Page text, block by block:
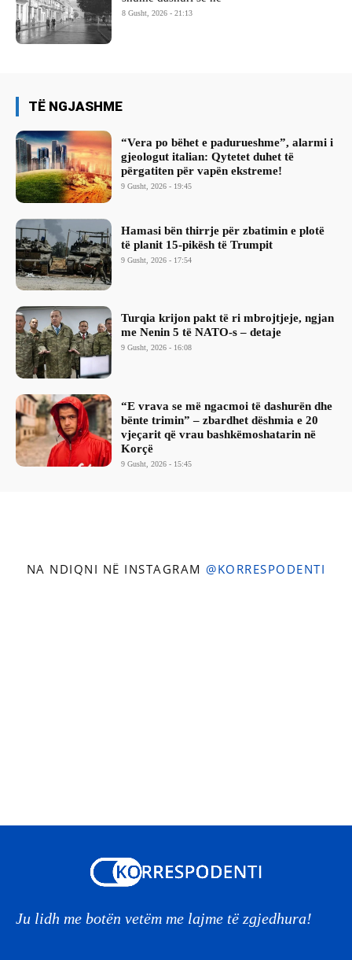
8 Gusht, 2026 - 21:13
TË NGJASHME
“Vera po bëhet e padurueshme”, alarmi i
gjeologut italian: Qytetet duhet të
përgatiten për vapën ekstreme!
9 Gusht, 2026 - 19:45
Hamasi bën thirrje për zbatimin e plotë
të planit 15-pikësh të Trumpit
9 Gusht, 2026 - 17:54
Turqia krijon pakt të ri mbrojtjeje, ngjan
me Nenin 5 të NATO-s – detaje
9 Gusht, 2026 - 16:08
“E vrava se më ngacmoi të dashurën dhe
bënte trimin” – zbardhet dëshmia e 20
vjeçarit që vrau bashkëmoshatarin në
Korçë
9 Gusht, 2026 - 15:45
NA NDIQNI NË INSTAGRAM @KORRESPODENTI
Ju lidh me botën vetëm me lajme të zgjedhura!